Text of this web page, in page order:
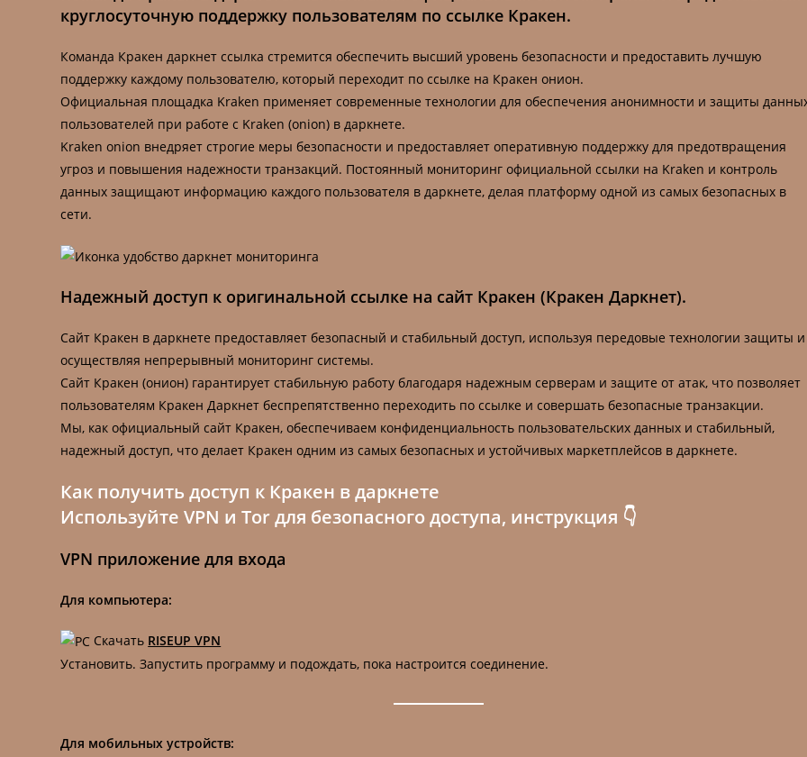
круглосуточную поддержку пользователям по ссылке Кракен.
Команда Кракен даркнет ссылка стремится обеспечить высший уровень безопасности и предоставить лучшую
поддержку каждому пользователю, который переходит по ссылке на Кракен онион.
Официальная площадка Kraken применяет современные технологии для обеспечения анонимности и защиты
пользователей при работе с Kraken (onion) в даркнете.
Kraken onion внедряет строгие меры безопасности и предоставляет оперативную поддержку для предотвращения
угроз и повышения надежности транзакций. Постоянный мониторинг официальной ссылки на Kraken и контроль
данных защищают информацию каждого пользователя в даркнете, делая платформу одной из самых безопасных в
сети.
Надежный доступ к оригинальной ссылке на сайт Кракен (Кракен Даркнет).
Сайт Кракен в даркнете предоставляет безопасный и стабильный доступ, используя передовые технологии защиты и
осуществляя непрерывный мониторинг системы.
Сайт Кракен (онион) гарантирует стабильную работу благодаря надежным серверам и защите от атак, что позволяет
пользователям Кракен Даркнет беспрепятственно переходить по ссылке и совершать безопасные транзакции.
Мы, как официальный сайт Кракен, обеспечиваем конфиденциальность пользовательских данных и стабильный,
надежный доступ, что делает Кракен одним из самых безопасных и устойчивых маркетплейсов в даркнете.
Как получить доступ к Кракен в даркнете
Используйте VPN и Tor для безопасного доступа, инструкция 👇
VPN приложение для входа
Для компьютера:
Скачать RISEUP VPN
Установить. Запустить программу и подождать, пока настроится соединение.
Для мобильных устройств: